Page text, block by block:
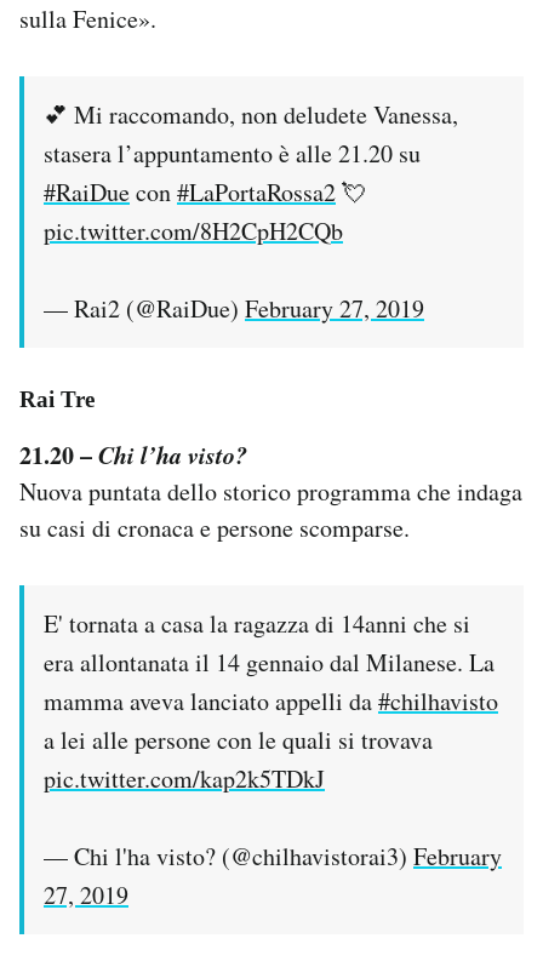
sulla Fenice».
💕 Mi raccomando, non deludete Vanessa,
stasera l’appuntamento è alle 21.20 su
#RaiDuecon#LaPortaRossa2💘
pic.twitter.com/8H2CpH2CQb
— Rai2 (@RaiDue) February 27, 2019
Rai Tre
21.20 –Chi l’ha visto?
Nuova puntata dello storico programma che indaga
su casi di cronaca e persone scomparse.
E' tornata a casa la ragazza di 14anni che si
era allontanata il 14 gennaio dal Milanese. La
mamma aveva lanciato appelli da#chilhavisto
a lei alle persone con le quali si trovava
pic.twitter.com/kap2k5TDkJ
— Chi l'ha visto? (@chilhavistorai3) February
27, 2019